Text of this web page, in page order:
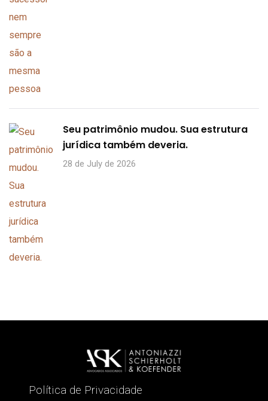
Seu patrimônio mudou. Sua estrutura
jurídica também deveria.
28 de July de 2026
Política de Privacidade